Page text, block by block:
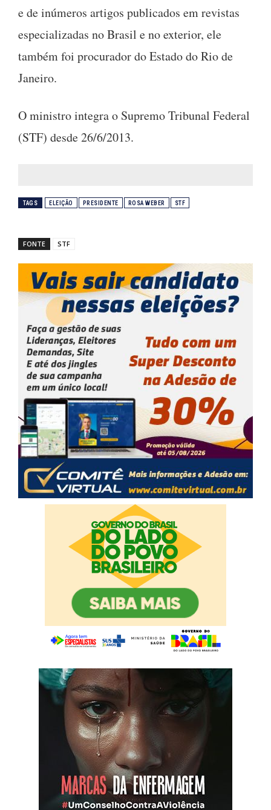
e de inúmeros artigos publicados em revistas
especializadas no Brasil e no exterior, ele
também foi procurador do Estado do Rio de
Janeiro.
O ministro integra o Supremo Tribunal Federal
(STF) desde 26/6/2013.
TAGS ELEIÇÃO PRESIDENTE ROSA WEBER STF
FONTE STF